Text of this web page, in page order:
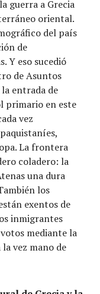
guerra a Grecia
oriental.
del país
de
Y eso sucedió
de Asuntos
entrada de
primario en este
vez
La frontera
coladero: la
una dura
los
exentos de
inmigrantes
mediante la
vez mano de